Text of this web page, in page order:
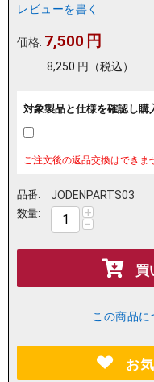
レビューを書く
価格: 7,500 円
8,250 円 （税込）
対象製品と仕様を確認し購
ご注文後の返品交換はできま
品番: JODENPARTS03
数量: +
−
買
この商品に
お